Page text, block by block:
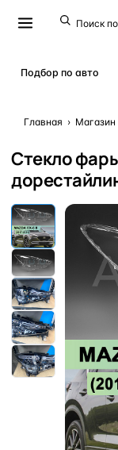
Подбор по авто
Главная › Магазин
Стекло